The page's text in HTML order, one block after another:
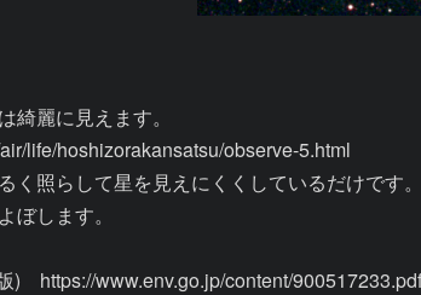
麗に見えます。
life/hoshizorakansatsu/observe-5.html
照らして星を見えにくくしているだけです。
します。
　https://www.env.go.jp/content/900517233.pdf